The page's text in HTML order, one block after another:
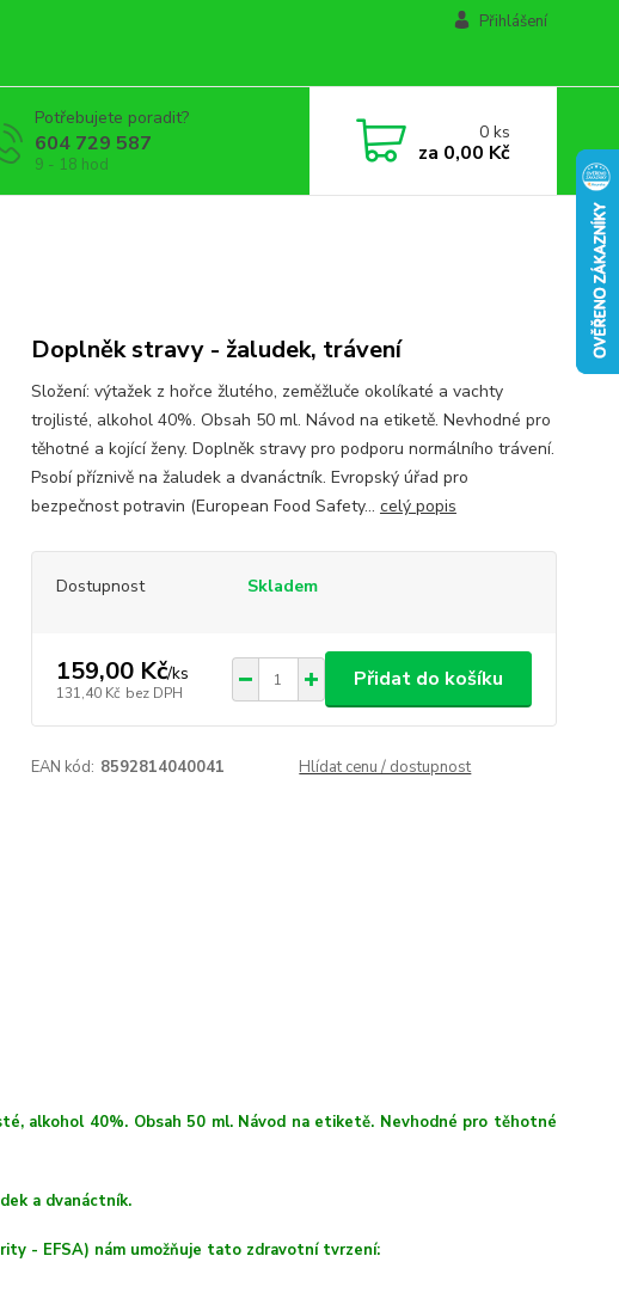
Přihlášení
Potřebujete poradit?
604 729 587
9 - 18 hod
0ks
za 0,00 Kč
Doplněk stravy - žaludek, trávení
Složení: výtažek z hořce žlutého, zeměžluče okolíkaté a vachty
trojlisté, alkohol 40%. Obsah 50 ml. Návod na etiketě. Nevhodné pro
těhotné a kojící ženy. Doplněk stravy pro podporu normálního trávení.
Psobí příznivě na žaludek a dvanáctník. Evropský úřad pro
bezpečnost potravin (European Food Safety... celý popis
Dostupnost Skladem
159,00 Kč/ks
131,40 Kč bez DPH
Přidat do košíku
EAN kód: 8592814040041 Hlídat cenu / dostupnost
alkohol 40%. Obsah 50 ml. Návod na etiketě. Nevhodné pro těhotné
a dvanáctník.
- EFSA) nám umožňuje tato zdravotní tvrzení: